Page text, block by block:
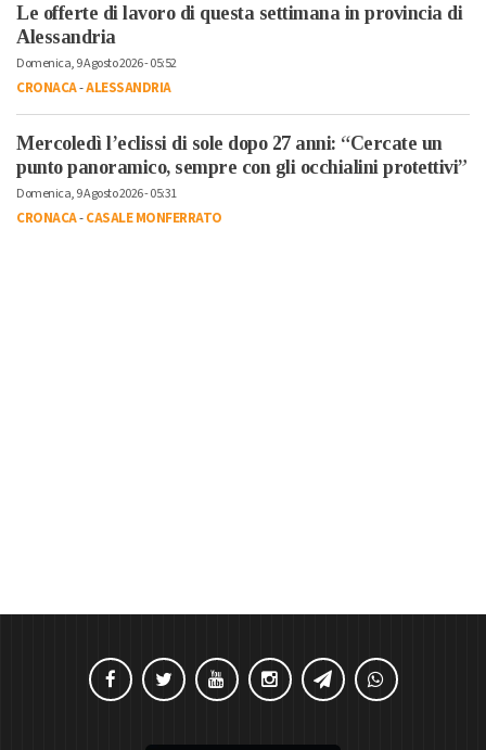
Le offerte di lavoro di questa settimana in provincia di
Alessandria
Domenica, 9 Agosto 2026 - 05:52
CRONACA-ALESSANDRIA
Mercoledì l’eclissi di sole dopo 27 anni: “Cercate un
punto panoramico, sempre con gli occhialini protettivi”
Domenica, 9 Agosto 2026 - 05:31
CRONACA-CASALE MONFERRATO